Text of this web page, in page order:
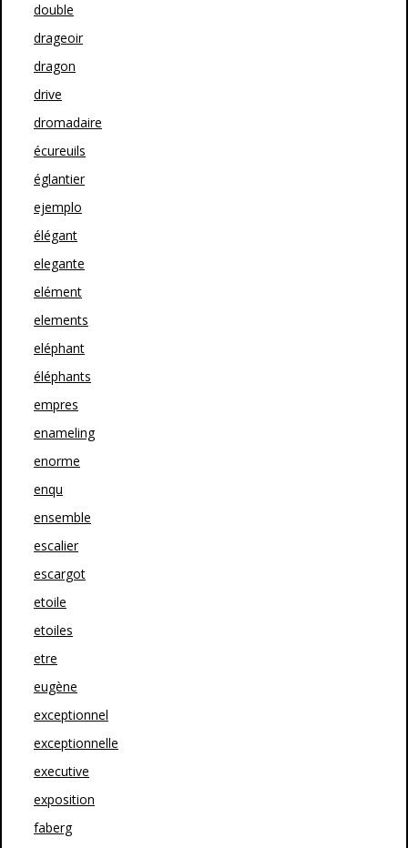
double
drageoir
dragon
drive
dromadaire
écureuils
églantier
ejemplo
élégant
elegante
elément
elements
eléphant
éléphants
empres
enameling
enorme
enqu
ensemble
escalier
escargot
etoile
etoiles
etre
eugène
exceptionnel
exceptionnelle
executive
exposition
faberg